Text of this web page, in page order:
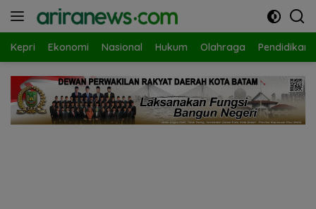
Kepri Ekonomi Nasional Hukum Olahraga Pendidikan